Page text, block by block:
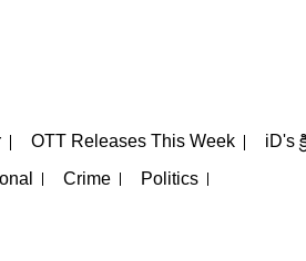
OTT Releases This Week iD's
Crime Politics